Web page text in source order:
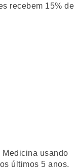
recebem 15% de
usando
últimos 5 anos.